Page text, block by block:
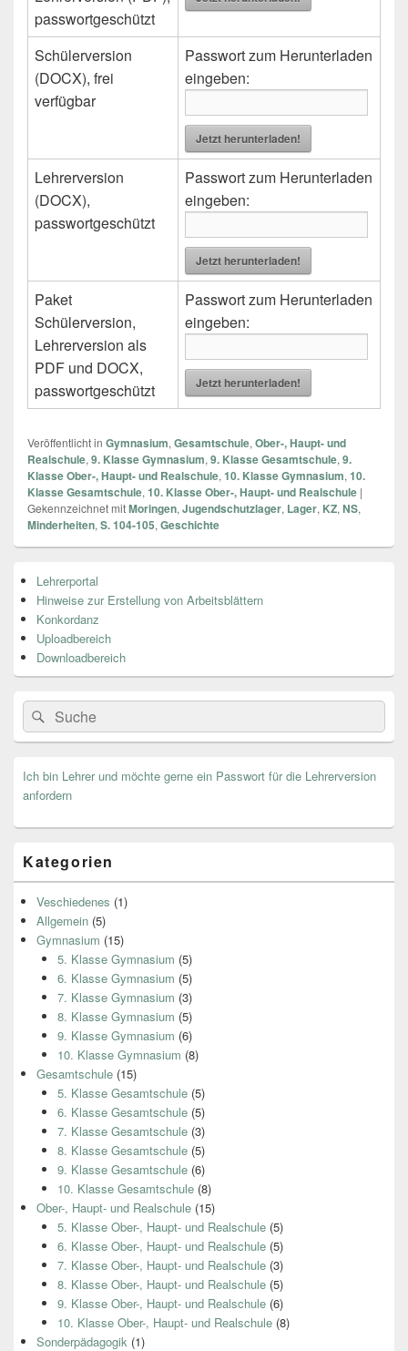
passwortgeschützt
Schülerversion
(DOCX), frei
verfügbar
Passwort zum Herunterladen
eingeben:
Jetzt herunterladen!
Lehrerversion
(DOCX),
passwortgeschützt
Passwort zum Herunterladen
eingeben:
Jetzt herunterladen!
Paket
Schülerversion,
Lehrerversion als
PDF und DOCX,
passwortgeschützt
Passwort zum Herunterladen
eingeben:
Jetzt herunterladen!
Veröffentlicht in Gymnasium, Gesamtschule, Ober-, Haupt- und
Realschule, 9. Klasse Gymnasium, 9. Klasse Gesamtschule, 9.
Klasse Ober-, Haupt- und Realschule, 10. Klasse Gymnasium, 10.
Klasse Gesamtschule, 10. Klasse Ober-, Haupt- und Realschule |
Gekennzeichnet mitMoringen, Jugendschutzlager, Lager, KZ, NS,
Minderheiten, S. 104-105, Geschichte
Seitenleisten
Widget-
Bereich
Lehrerportal
Hinweise zur Erstellung von Arbeitsblättern
Konkordanz
Uploadbereich
Downloadbereich
Search
for:
Suche
Ich bin Lehrer und möchte gerne ein Passwort für die Lehrerversion
anfordern
Kategorien
Veschiedenes (1)
Allgemein (5)
Gymnasium (15)
5. Klasse Gymnasium (5)
6. Klasse Gymnasium (5)
7. Klasse Gymnasium (3)
8. Klasse Gymnasium (5)
9. Klasse Gymnasium (6)
10. Klasse Gymnasium (8)
Gesamtschule (15)
5. Klasse Gesamtschule(5)
6. Klasse Gesamtschule(5)
7. Klasse Gesamtschule(3)
8. Klasse Gesamtschule(5)
9. Klasse Gesamtschule(6)
10. Klasse Gesamtschule(8)
Ober-, Haupt- und Realschule (15)
5. Klasse Ober-, Haupt- und Realschule(5)
6. Klasse Ober-, Haupt- und Realschule(5)
7. Klasse Ober-, Haupt- und Realschule(3)
8. Klasse Ober-, Haupt- und Realschule(5)
9. Klasse Ober-, Haupt- und Realschule(6)
10. Klasse Ober-, Haupt- und Realschule(8)
Sonderpädagogik (1)